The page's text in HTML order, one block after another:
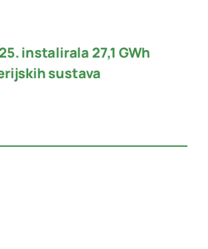
instalirala 27,1 GWh
sustava